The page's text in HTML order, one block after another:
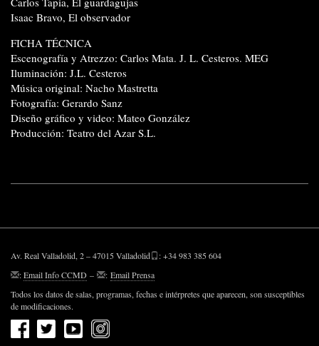
Isaac Bravo, El observador
FICHA TÉCNICA
Escenografía y Atrezzo: Carlos Mata. J. L. Cesteros. MEG
Iluminación: J.L. Cesteros
Música original: Nacho Mastretta
Fotografía: Gerardo Sanz
Diseño gráfico y video: Mateo González
Producción: Teatro del Azar S.L.
Av. Real Valladolid, 2 – 47015 Valladolid
: +34 983 385 604
:Email Info CCMD – : Email Prensa
Todos los datos de salas, programas, fechas e intérpretes que aparecen, son susceptibles
de modificaciones.